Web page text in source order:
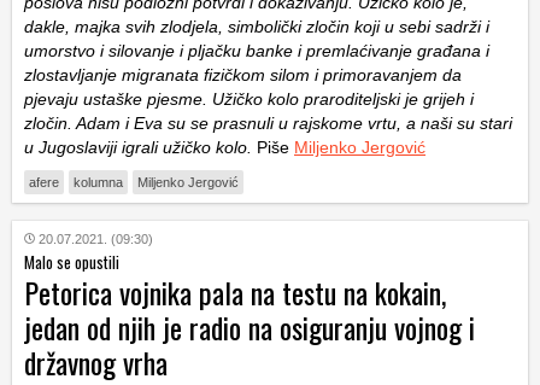
dakle, majka svih zlodjela, simbolički zločin koji u sebi sadrži i
umorstvo i silovanje i pljačku banke i premlaćivanje građana i
zlostavljanje migranata fizičkom silom i primoravanjem da
pjevaju ustaške pjesme. Užičko kolo praroditeljski je grijeh i
zločin. Adam i Eva su se prasnuli u rajskome vrtu, a naši su stari
u Jugoslaviji igrali užičko kolo. Piše Miljenko Jergović
afere kolumna Miljenko Jergović
20.07.2021. (09:30)
Malo se opustili
Petorica vojnika pala na testu na kokain,
jedan od njih je radio na osiguranju vojnog i
državnog vrha